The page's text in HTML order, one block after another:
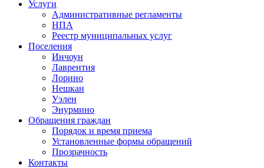
Услуги
Административные регламенты
НПА
Реестр муниципальных услуг
Поселения
Инчоун
Лаврентия
Лорино
Нешкан
Уэлен
Энурмино
Обращения граждан
Порядок и время приема
Установленные формы обращений
Прозрачность
Контакты